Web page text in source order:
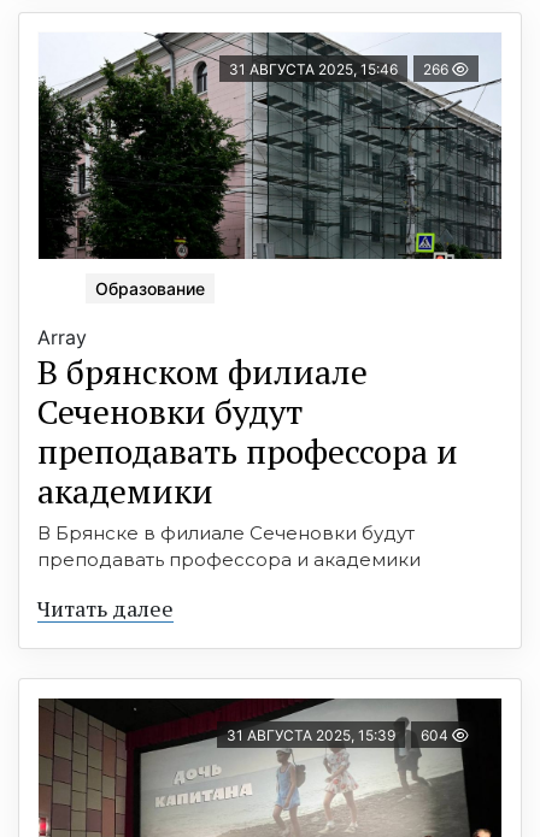
31 АВГУСТА 2025, 15:46 266
Образование
Array
В брянском филиале
Сеченовки будут
преподавать профессора и
академики
В Брянске в филиале Сеченовки будут
преподавать профессора и академики
Читать далее
31 АВГУСТА 2025, 15:39 604